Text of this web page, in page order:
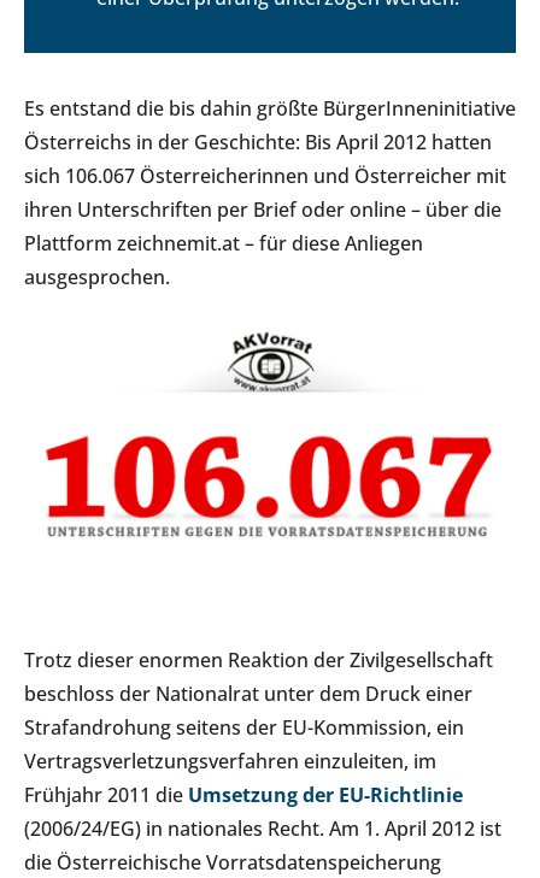
Es entstand die bis dahin größte BürgerInneninitiative
Österreichs in der Geschichte: Bis April 2012 hatten
sich 106.067 Österreicherinnen und Österreicher mit
ihren Unterschriften per Brief oder online – über die
Plattform zeichnemit.at – für diese Anliegen
ausgesprochen.
Trotz dieser enormen Reaktion der Zivilgesellschaft
beschloss der Nationalrat unter dem Druck einer
Strafandrohung seitens der EU-Kommission, ein
Vertragsverletzungsverfahren einzuleiten, im
Frühjahr 2011 die Umsetzung der EU-Richtlinie
(2006/24/EG) in nationales Recht. Am 1. April 2012 ist
die Österreichische Vorratsdatenspeicherung